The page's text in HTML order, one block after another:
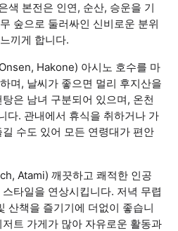
색 본전은 인연, 순산, 승운을 기
숲으로 둘러싸인 신비로운 분위
끼게 합니다.
Hakone) 아시노 호수를 마
며, 날씨가 좋으면 멀리 후지산을
은 남녀 구분되어 있으며, 온천
다. 관내에서 휴식을 취하거나 가
수도 있어 모든 연령대가 편안
Atami) 깨끗하고 쾌적한 인공
타일을 연상시킵니다. 저녁 무렵
산책을 즐기기에 더없이 좋습니
트 가게가 많아 자유로운 활동과